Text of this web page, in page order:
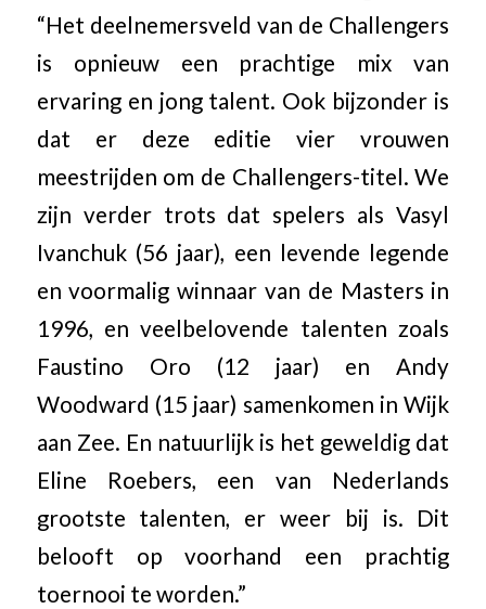
“Het deelnemersveld van de Challengers
is opnieuw een prachtige mix van
ervaring en jong talent. Ook bijzonder is
dat er deze editie vier vrouwen
meestrijden om de Challengers-titel. We
zijn verder trots dat spelers als Vasyl
Ivanchuk (56 jaar), een levende legende
en voormalig winnaar van de Masters in
1996, en veelbelovende talenten zoals
Faustino Oro (12 jaar) en Andy
Woodward (15 jaar) samenkomen in Wijk
aan Zee. En natuurlijk is het geweldig dat
Eline Roebers, een van Nederlands
grootste talenten, er weer bij is. Dit
belooft op voorhand een prachtig
toernooi te worden.”